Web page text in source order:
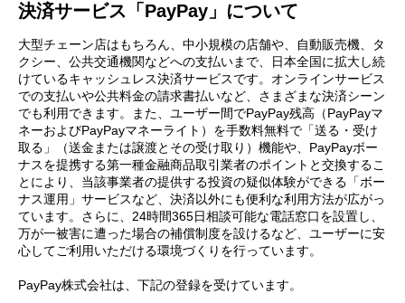
決済サービス「PayPay」について
大型チェーン店はもちろん、中小規模の店舗や、自動販売機、タ
クシー、公共交通機関などへの支払いまで、日本全国に拡大し続
けているキャッシュレス決済サービスです。オンラインサービス
での支払いや公共料金の請求書払いなど、さまざまな決済シーン
でも利用できます。また、ユーザー間でPayPay残高（PayPayマ
ネーおよびPayPayマネーライト）を手数料無料で「送る・受け
取る」（送金または譲渡とその受け取り）機能や、PayPayボー
ナスを提携する第一種金融商品取引業者のポイントと交換するこ
とにより、当該事業者の提供する投資の疑似体験ができる「ボー
ナス運用」サービスなど、決済以外にも便利な利用方法が広がっ
ています。さらに、24時間365日相談可能な電話窓口を設置し、
万が一被害に遭った場合の補償制度を設けるなど、ユーザーに安
心してご利用いただける環境づくりを行っています。
PayPay株式会社は、下記の登録を受けています。